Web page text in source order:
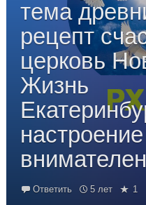
тема
рецепт
церковь
Жизнь
настроение
Ответить 5 лет 1